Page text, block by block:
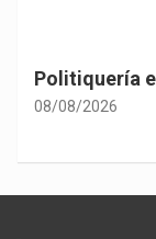
Politiquería
08/08/2026